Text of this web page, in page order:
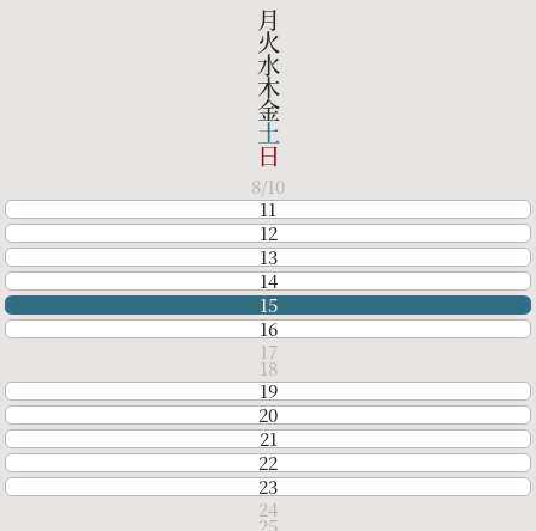
プロポーズご検討の方はこちら
パティスリーご利用の方はこちら
来店予約 オン
資料請求 お
プライバシーポリシー 運営会社情
月
火
水
木
金
土
日
8 10
11
12
13
14
15
16
17
18
19
20
21
22
23
24
25